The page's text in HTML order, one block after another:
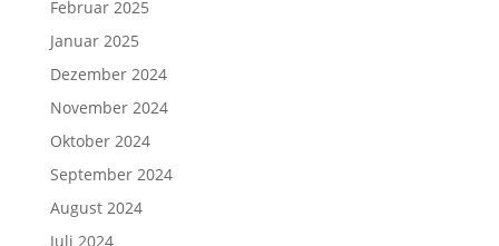
Februar 2025
Januar 2025
Dezember 2024
November 2024
Oktober 2024
September 2024
August 2024
Juli 2024